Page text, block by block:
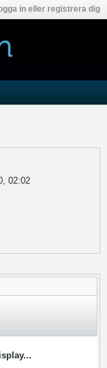
in eller registrera dig
02:02